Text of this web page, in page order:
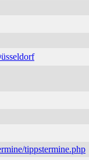
tippstermine.php